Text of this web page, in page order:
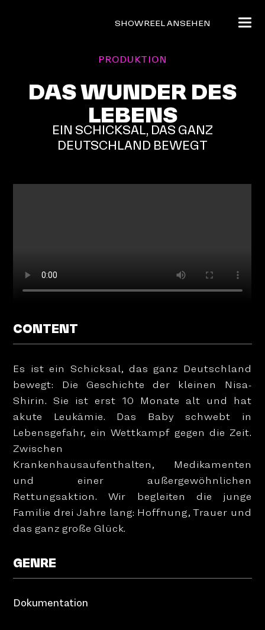
SHOWREEL ANSEHEN
PRODUKTION
DAS WUNDER DES
LEBENS
EIN SCHICKSAL, DAS GANZ
DEUTSCHLAND BEWEGT
CONTENT
Es ist ein Schicksal, das ganz Deutschland
bewegt: Die Geschichte der kleinen Nisa-
Shirin. Sie ist erst 10 Monate alt und hat
akute Leukämie. Das Baby schwebt in
Lebensgefahr, ein Wettkampf gegen die Zeit.
Zwischen
Krankenhausaufenthalten, Medikamenten
und einer außergewöhnlichen
Rettungsaktion. Wir begleiten die junge
Familie drei Jahre lang: Hoffnung, Trauer und
das ganz große Glück.
GENRE
Dokumentation